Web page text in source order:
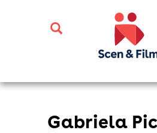
Gabriela